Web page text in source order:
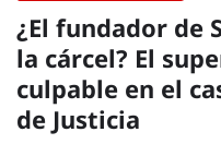
¿El fundador de
la cárcel? El
culpable en el
de Justicia